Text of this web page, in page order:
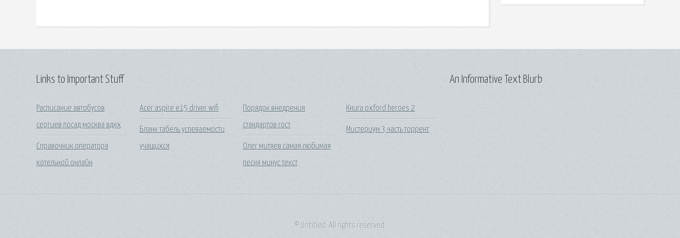
Links to Important Stuff
Расписание автобусов
сергиев посад москва вднх
Справочник оператора
котельной онлайн
Acer aspire e15 driver wifi
Бланк табель успеваемости
учащихся
Порядок внедрения
стандартов гост
Олег митяев самая любимая
песня минус текст
Книга oxford heroes 2
Мистериум 3 часть торрент
An Informative Text Blurb
© Untitled. All rights reserved.